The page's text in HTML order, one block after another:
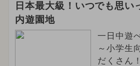
日本最大級！いつでも思い
内遊園地
一日中遊
～小学生
だくさん！